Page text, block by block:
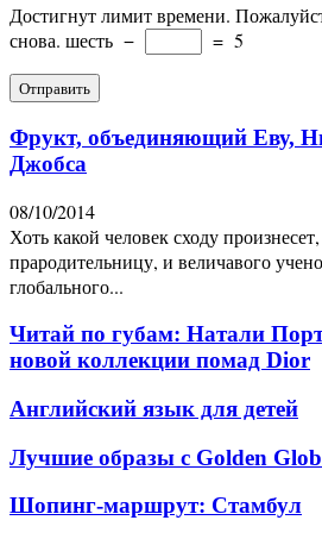
Достигнут лимит времени.
снова. шесть − = 5
Фрукт, объединяющий Еву,
Джобса
08/10/2014
Хоть какой человек сходу
прародительницу, и величавого
глобального...
Читай по губам: Натали
новой коллекции помад Dior
Английский язык для детей
Лучшие образы с Golden
Шопинг-маршрут: Стамбул